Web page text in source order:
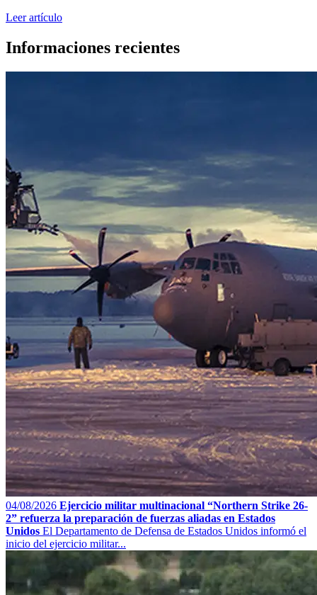
Leer artículo
Informaciones recientes
04/08/2026 Ejercicio militar multinacional “Northern Strike 26-
2” refuerza la preparación de fuerzas aliadas en Estados
Unidos El Departamento de Defensa de Estados Unidos informó el
inicio del ejercicio militar...